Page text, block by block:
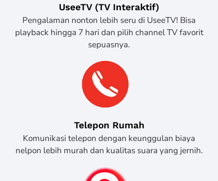
UseeTV (TV Interaktif)
Pengalaman nonton lebih seru di UseeTV! Bisa
playback hingga 7 hari dan pilih channel TV favorit
sepuasnya.
Telepon Rumah
Komunikasi telepon dengan keunggulan biaya
nelpon lebih murah dan kualitas suara yang jernih.